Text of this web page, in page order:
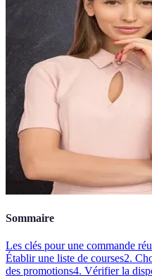
Sommaire
Les clés pour une commande
Établir une liste de courses2.
des promotions4. Vérifier la